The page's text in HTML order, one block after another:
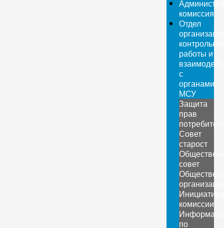
комиссия
Отдел
работы и
с
органами
МСУ
Защита
прав
Совет
старост
совет
комиссии
по